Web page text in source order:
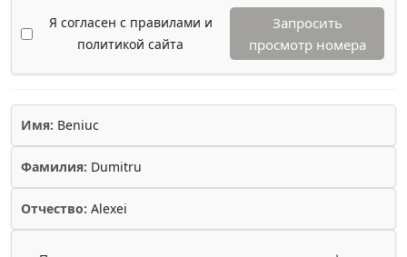
Я согласен с правилами и
политикой сайта
Запросить
просмотр номера
Имя: Beniuc
Фамилия: Dumitru
Отчество: Alexei